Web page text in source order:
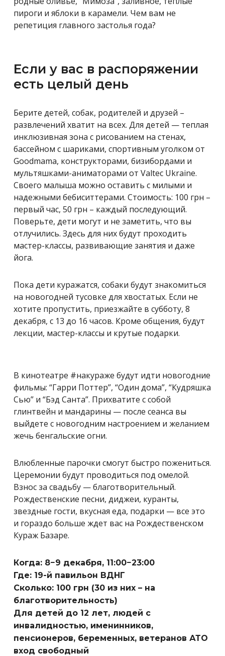
пироги и яблоки в карамели. Чем вам не
репетиция главного застолья года?
Если у вас в распоряжении
есть целый день
Берите детей, собак, родителей и друзей –
развлечений хватит на всех. Для детей — теплая
инклюзивная зона с рисованием на стенах,
бассейном с шариками, спортивным уголком от
Goodmama, конструкторами, бизибордами и
мультяшками-аниматорами от Valtec Ukraine.
Своего малыша можно оставить с милыми и
надежными бебиситтерами. Стоимость: 100 грн –
первый час, 50 грн – каждый последующий.
Поверьте, дети могут и не заметить, что вы
отлучились. Здесь для них будут проходить
мастер-классы, развивающие занятия и даже
йога.
Пока дети куражатся, собаки будут знакомиться
на новогодней тусовке для хвостатых. Если не
хотите пропустить, приезжайте в субботу, 8
декабря, с 13 до 16 часов. Кроме общения, будут
лекции, мастер-классы и крутые подарки.
В кинотеатре #накураже будут идти новогодние
фильмы: “Гарри Поттер”, “Один дома”, “Кудряшка
Сью” и “Бэд Санта”. Прихватите с собой
глинтвейн и мандарины — после сеанса вы
выйдете с новогодним настроением и желанием
жечь бенгальские огни.
Влюбленные парочки смогут быстро пожениться.
Церемонии будут проводиться под омелой.
Взнос за свадьбу — благотворительный.
Рождественские песни, диджеи, куранты,
звездные гости, вкусная еда, подарки — все это
и гораздо больше ждет вас на Рождественском
Кураж Базаре.
Когда: 8−9 декабря, 11:00−23:00
Где: 19-й павильон ВДНГ
Сколько: 100 грн (30 из них – на
благотворительность)
Для детей до 12 лет, людей с
инвалидностью, именинников,
пенсионеров, беременных, ветеранов АТО
вход свободный